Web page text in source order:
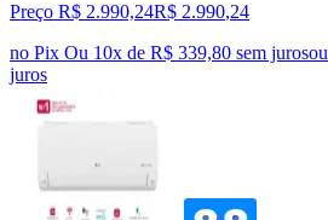
Preço R$ 2.990,24R$ 2.990,24
no Pix Ou 10x de R$ 339,80 sem jurosou
juros